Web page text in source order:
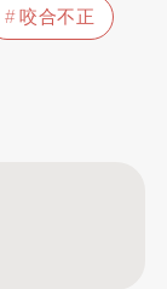
咬合不正